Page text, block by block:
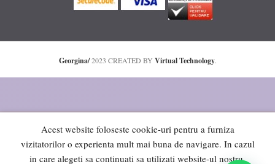
Georgina/ 2023 CREATED BY Virtual Technology.
Acest website foloseste cookie-uri pentru a furniza
vizitatorilor o experienta mult mai buna de navigare. In cazul
in care alegeti sa continuati sa utilizati website-ul nostru,